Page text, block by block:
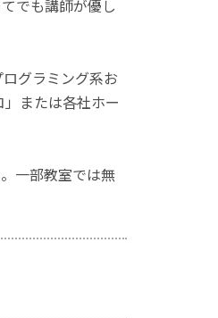
でも講師が優し
グラミング系お
または各社ホー
一部教室では無